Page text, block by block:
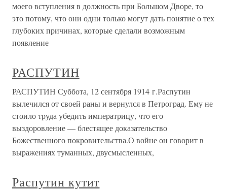
моего вступления в должность при Большом Дворе, то
это потому, что они одни только могут дать понятие о тех
глубоких причинах, которые сделали возможным
появление
РАСПУТИН
РАСПУТИН Суббота, 12 сентября 1914 г.Распутин
вылечился от своей раны и вернулся в Петроград. Ему не
стоило труда убедить императрицу, что его
выздоровление — блестящее доказательство
Божественного покровительства.О войне он говорит в
выражениях туманных, двусмысленных,
Распутин кутит